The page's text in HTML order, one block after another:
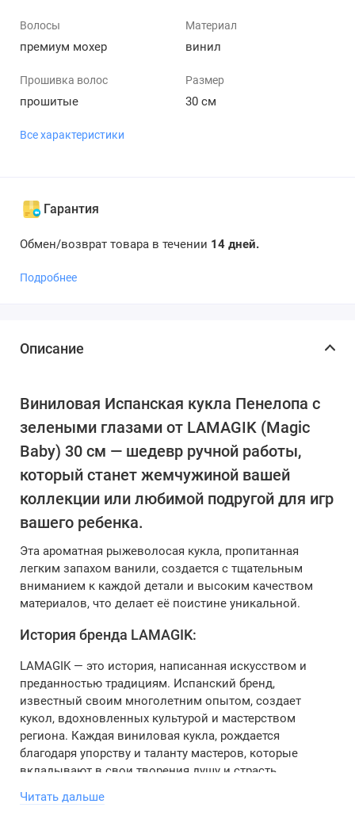
Волосы
премиум мохер
Материал
винил
Прошивка волос
прошитые
Размер
30 см
Все характеристики
Гарантия
Обмен/возврат товара в течении 14 дней.
Подробнее
Описание
Виниловая Испанская кукла Пенелопа с
зелеными глазами от LAMAGIK (Magic
Baby) 30 см — шедевр ручной работы,
который станет жемчужиной вашей
коллекции или любимой подругой для игр
вашего ребенка.
Эта ароматная рыжеволосая кукла, пропитанная
легким запахом ванили, создается с тщательным
вниманием к каждой детали и высоким качеством
материалов, что делает её поистине уникальной.
История бренда LAMAGIK:
LAMAGIK — это история, написанная искусством и
преданностью традициям. Испанский бренд,
известный своим многолетним опытом, создает
кукол, вдохновленных культурой и мастерством
региона. Каждая виниловая кукла, рождается
благодаря упорству и таланту мастеров, которые
вкладывают в свои творения душу и страсть,
Ручная работа обеспечивает неповторимое качество, и
Читать дальше